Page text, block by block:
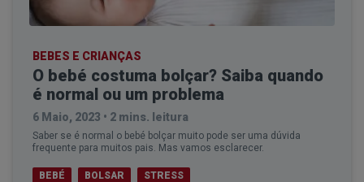
BEBES E CRIANÇAS
O bebé costuma bolçar? Saiba quando
é normal ou um problema
6 Maio, 2023 • 2 mins. leitura
Saber se é normal o bebé bolçar muito pode ser uma dúvida
frequente para muitos pais. Mas vamos esclarecer.
BEBÉ BOLSAR STRESS